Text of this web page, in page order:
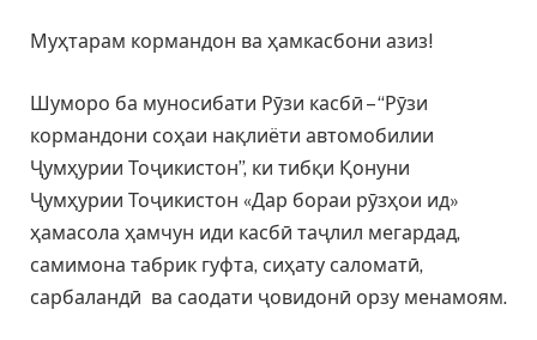
Муҳтарам кормандон ва ҳамкасбони азиз!
Шуморо ба муносибати Рӯзи касбӣ – “Рӯзи
кормандони соҳаи нақлиёти автомобилии
Ҷумҳурии Тоҷикистон”, ки тибқи Қонуни
Ҷумҳурии Тоҷикистон «Дар бораи рӯзҳои ид»
ҳамасола ҳамчун иди касбӣ таҷлил мегардад,
самимона табрик гуфта, сиҳату саломатӣ,
сарбаландӣ ва саодати ҷовидонӣ орзу менамоям.